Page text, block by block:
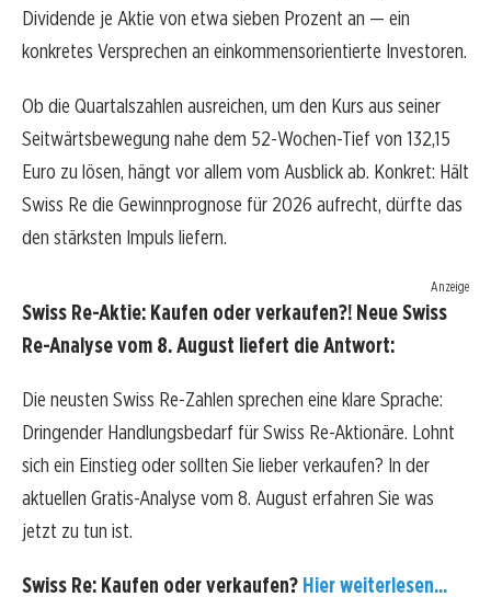
Dividende je Aktie von etwa sieben Prozent an — ein
konkretes Versprechen an einkommensorientierte Investoren.
Ob die Quartalszahlen ausreichen, um den Kurs aus seiner
Seitwärtsbewegung nahe dem 52-Wochen-Tief von 132,15
Euro zu lösen, hängt vor allem vom Ausblick ab. Konkret: Hält
Swiss Re die Gewinnprognose für 2026 aufrecht, dürfte das
den stärksten Impuls liefern.
Anzeige
Swiss Re-Aktie: Kaufen oder verkaufen?! Neue Swiss
Re-Analyse vom 8. August liefert die Antwort:
Die neusten Swiss Re-Zahlen sprechen eine klare Sprache:
Dringender Handlungsbedarf für Swiss Re-Aktionäre. Lohnt
sich ein Einstieg oder sollten Sie lieber verkaufen? In der
aktuellen Gratis-Analyse vom 8. August erfahren Sie was
jetzt zu tun ist.
Swiss Re: Kaufen oder verkaufen? Hier weiterlesen...